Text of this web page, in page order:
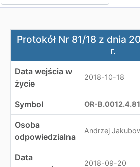
Protokół Nr 81/18 z dnia 20
Protokół Nr 81/18 z dnia
r.
Data wejścia w
życie
2018-10-18
Symbol OR-
Osoba
odpowiedzialna
Andrzej
Data
2018-09-20